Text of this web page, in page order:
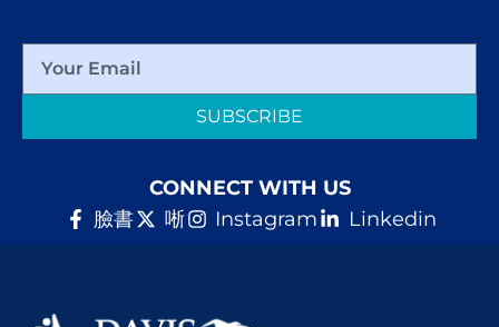
SUBSCRIBE
CONNECT WITH US
臉書
唽 Instagram Linkedin